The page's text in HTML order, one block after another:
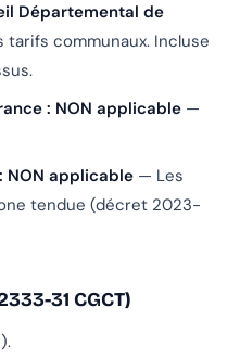
Départemental de
tarifs communaux. Incluse
: NON applicable —
NON applicable — Les
tendue (décret 2023-
31 CGCT)